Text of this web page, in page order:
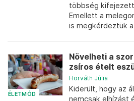
többség
Emellett a
is megkérdeztük
ÉLETMÓD
Növelheti a
zsíros ételt
Horváth Júlia
Kiderült, hogy az
nemcsak elhízást